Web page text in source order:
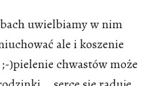
uwielbiamy w nim
ale i koszenie
)pielenie chwastów może